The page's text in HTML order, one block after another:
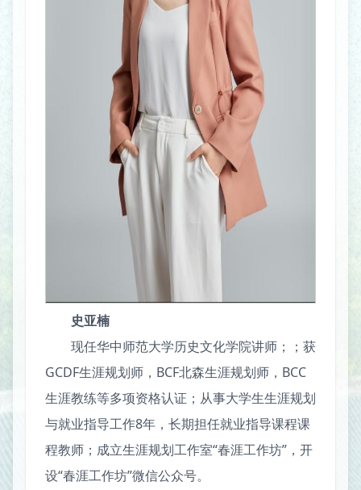
史亚楠
现任华中师范大学历史文化学院讲师；；获
GCDF生涯规划师，BCF北森生涯规划师，BCC
生涯教练等多项资格认证；从事大学生生涯规划
与就业指导工作8年，长期担任就业指导课程课
程教师；成立生涯规划工作室“春涯工作坊”，开
设“春涯工作坊”微信公众号。